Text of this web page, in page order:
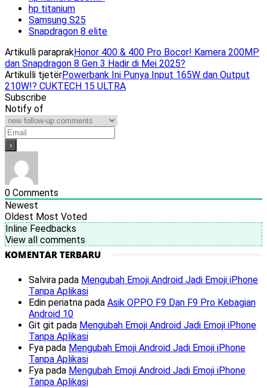
hp titanium
Samsung S25
Snapdragon 8 elite
Artikulli paraprakHonor 400 & 400 Pro Bocor! Kamera 200MP
dan Snapdragon 8 Gen 3 Hadir di Mei 2025?
Artikulli tjetërPowerbank Ini Punya Input 165W dan Output
210W!? CUKTECH 15 ULTRA
Subscribe
Notify of
0 Comments
Newest
Oldest Most Voted
Inline Feedbacks
View all comments
KOMENTAR TERBARU
Salvira pada Mengubah Emoji Android Jadi Emoji iPhone
Tanpa Aplikasi
Edin periatna pada Asik OPPO F9 Dan F9 Pro Kebagian
Android 10
Git git pada Mengubah Emoji Android Jadi Emoji iPhone
Tanpa Aplikasi
Fya pada Mengubah Emoji Android Jadi Emoji iPhone
Tanpa Aplikasi
Fya pada Mengubah Emoji Android Jadi Emoji iPhone
Tanpa Aplikasi